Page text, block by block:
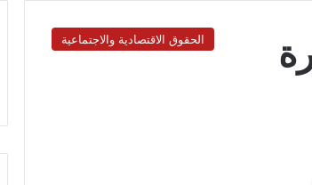
الحقوق الاقتصادية والاجتماعية